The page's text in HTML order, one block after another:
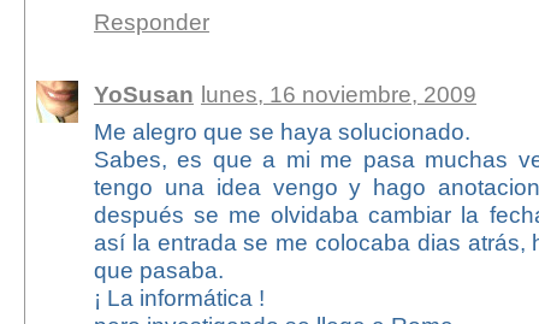
Responder
YoSusan lunes, 16 noviembre, 2009
Me alegro que se haya solucionado.
Sabes, es que a mi me pasa muchas
tengo una idea vengo y hago
después se me olvidaba cambiar la
así la entrada se me colocaba dias atrás,
que pasaba.
¡ La informática !